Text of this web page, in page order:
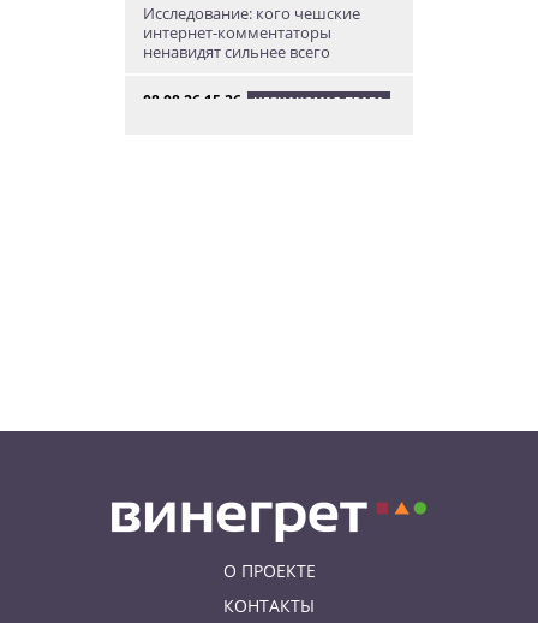
Исследование: кого чешские
интернет-комментаторы
ненавидят сильнее всего
08.08.26 15:36 НЕЗНАКОМАЯ ПРАГА
О ПРОЕКТЕ
КОНТАКТЫ